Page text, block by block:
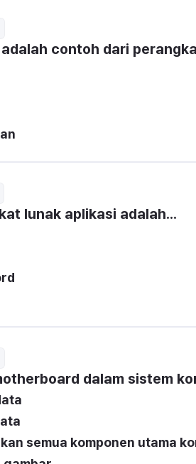
contoh dari
lunak aplikasi adalah...
dalam sistem
semua komponen utama